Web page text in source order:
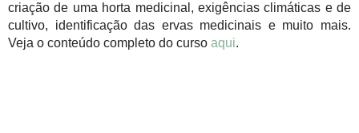
criação de uma horta medicinal, exigências climáticas e de
cultivo, identificação das ervas medicinais e muito mais.
Veja o conteúdo completo do curso aqui.